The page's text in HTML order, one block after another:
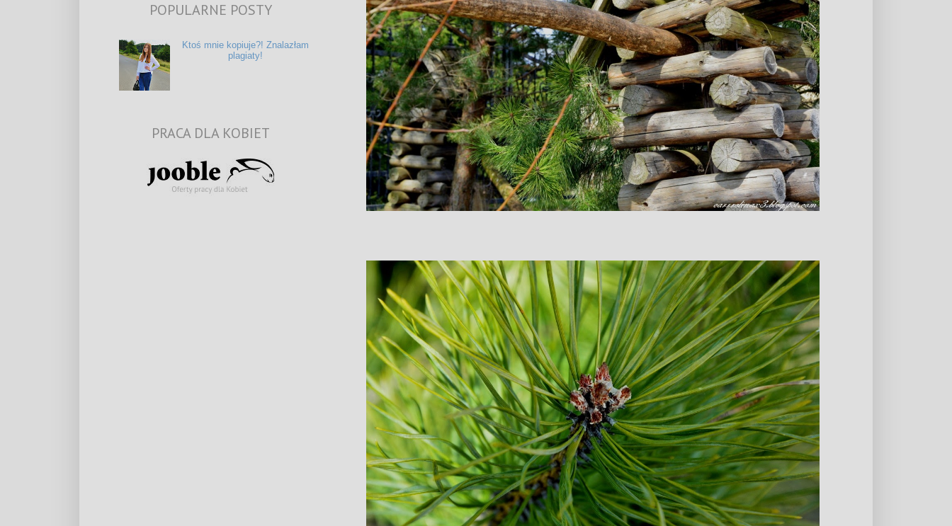
POPULARNE POSTY
Ktoś mnie kopiuje?! Znalazłam
plagiaty!
PRACA DLA KOBIET